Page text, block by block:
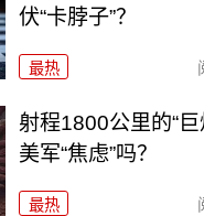
伏“卡脖子”？
最热
射程1800公里的“巨
美军“焦虑”吗？
最热